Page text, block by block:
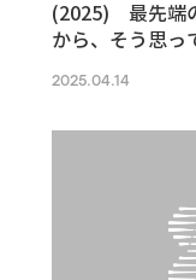
(2025) 最先端
から、そう思っ
2025.04.14